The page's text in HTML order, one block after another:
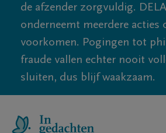
de afzender zorgvuldig. DELA
onderneemt meerdere acties
voorkomen. Pogingen tot
fraude vallen echter nooit
sluiten, dus blijf waakzaam.